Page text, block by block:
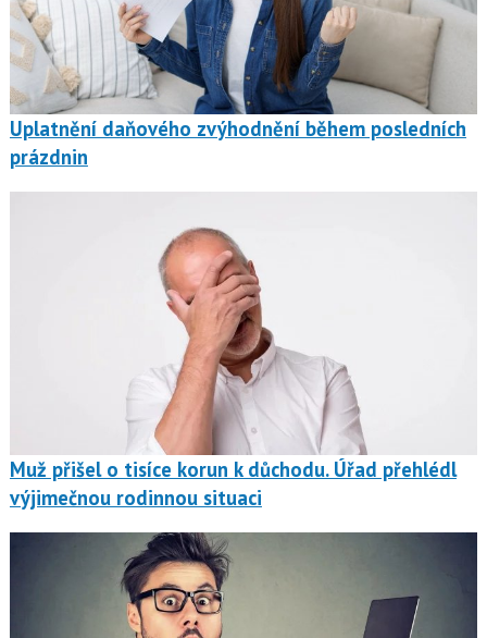
Uplatnění daňového zvýhodnění během posledních
prázdnin
Muž přišel o tisíce korun k důchodu. Úřad přehlédl
výjimečnou rodinnou situaci